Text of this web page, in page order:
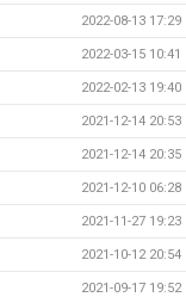
2022-08-13 17:29
2022-03-15 10:41
2022-02-13 19:40
2021-12-14 20:53
2021-12-14 20:35
2021-12-10 06:28
2021-11-27 19:23
2021-10-12 20:54
2021-09-17 19:52